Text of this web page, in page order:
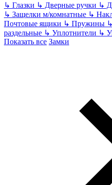
↳ Глазки ↳ Дверные ручки ↳
↳ Защелки м/комнатные ↳
Почтовые ящики ↳ Пружины ↳
раздельные ↳ Уплотнители ↳
Показать все Замки